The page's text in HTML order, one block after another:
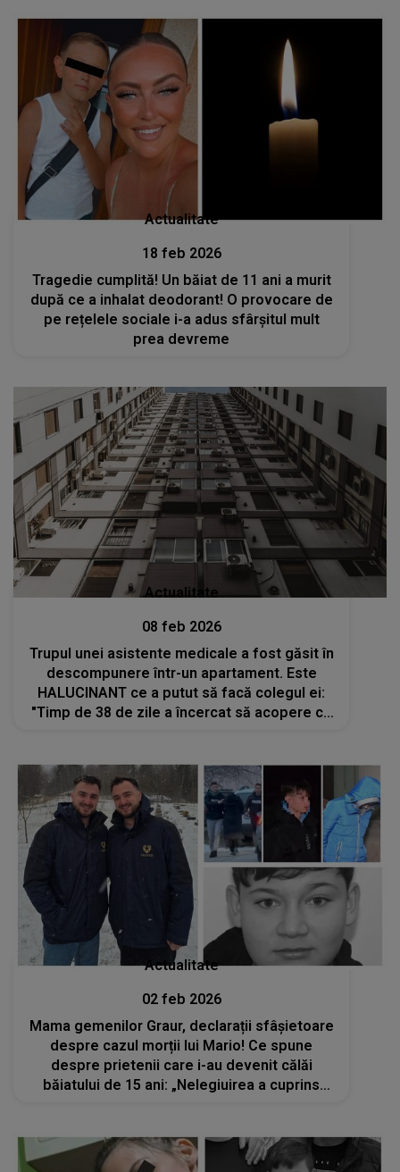
Actualitate
18 feb 2026
Tragedie cumplită! Un băiat de 11 ani a murit
după ce a inhalat deodorant! O provocare de
pe rețelele sociale i-a adus sfârșitul mult
prea devreme
Actualitate
08 feb 2026
Trupul unei asistente medicale a fost găsit în
descompunere într-un apartament. Este
HALUCINANT ce a putut să facă colegul ei:
"Timp de 38 de zile a încercat să acopere cu
Actualitate
02 feb 2026
Mama gemenilor Graur, declarații sfâșietoare
despre cazul morții lui Mario! Ce spune
despre prietenii care i-au devenit călăi
băiatului de 15 ani: „Nelegiuirea a cuprins